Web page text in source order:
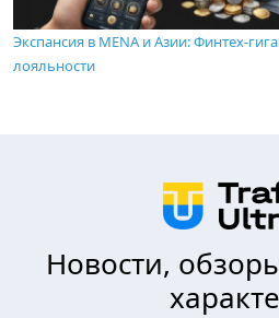
Экспансия в MENA и Азии: Финтех-
лояльности
Новости,